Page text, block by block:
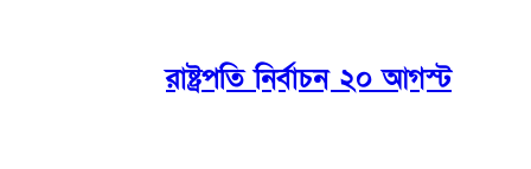
রাষ্ট্রপতি নির্বাচন ২০ আগস্ট